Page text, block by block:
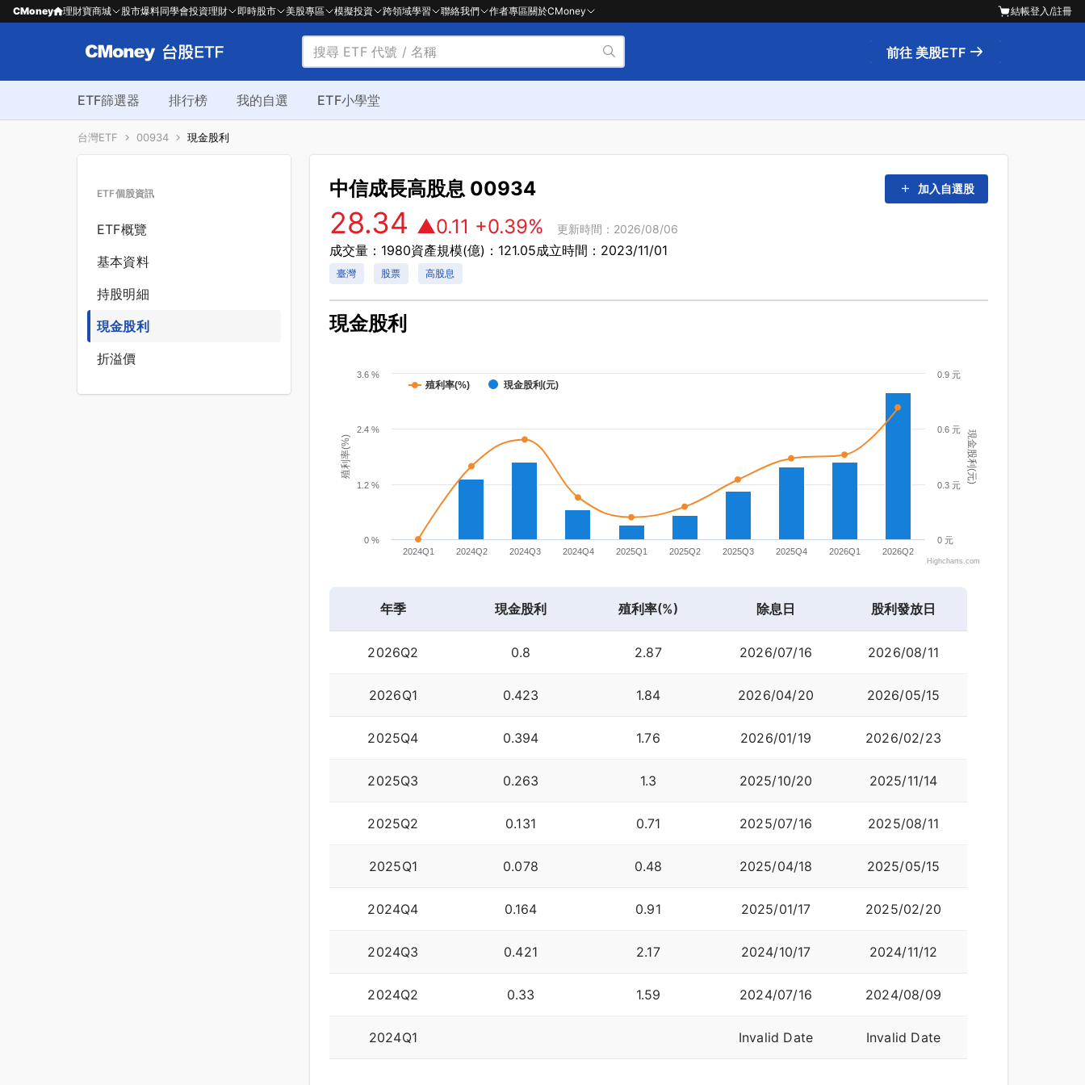
CMoney 理財寶商城 股市爆料同學會投資理財 即時股市 美股專區 模擬投資 跨領域學習 聯絡我們 作者專區關於CMoney 結帳登入/註冊
前往 美股ETF
ETF篩選器 排行榜 我的自選 ETF小學堂
台灣ETF 00934 現金股利
ETF個股資訊
ETF概覽
基本資料
持股明細
現金股利
折溢價
中信成長高股息 00934 加入自選股
28.34 ▲0.11 +0.39% 更新時間：2026/08/06
成交量：1980資產規模(億)：121.05成立時間：2023/11/01
臺灣 股票 高股息
現金股利
殖利率(%) 現金股利(元)
殖利率(%) 現金股利(元)
2024Q1 2024Q2 2024Q3 2024Q4 2025Q1 2025Q2 2025Q3 2025Q4 2026Q1 2026Q2
0 %
2.4 %
1.2 %
3.6 %
0 元
0.3 元
0.6 元
0.9 元
Highcharts.com
年季 現金股利 殖利率(%) 除息日 股利發放日
2026Q2 0.8 2.87 2026/07/16 2026/08/11
2026Q1 0.423 1.84 2026/04/20 2026/05/15
2025Q4 0.394 1.76 2026/01/19 2026/02/23
2025Q3 0.263 1.3 2025/10/20 2025/11/14
2025Q2 0.131 0.71 2025/07/16 2025/08/11
2025Q1 0.078 0.48 2025/04/18 2025/05/15
2024Q4 0.164 0.91 2025/01/17 2025/02/20
2024Q3 0.421 2.17 2024/10/17 2024/11/12
2024Q2 0.33 1.59 2024/07/16 2024/08/09
2024Q1 Invalid Date Invalid Date